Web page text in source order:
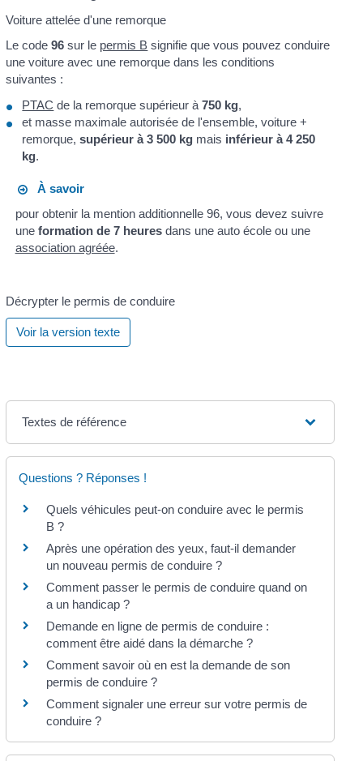
Voiture attelée d'une remorque
Le code96 sur le permis B signifie que vous pouvez conduire
une voiture avec une remorque dans les conditions
suivantes :
PTAC de la remorque supérieur à750 kg,
et masse maximale autorisée de l'ensemble, voiture +
remorque,supérieur à 3 500 kg mais inférieur à 4 250
kg.
À savoir
pour obtenir la mention additionnelle 96, vous devez suivre
une formation de 7 heuresdans une auto école ou une
association agréée.
Décrypter le permis de conduire
Voir la version texte
Textes de référence
Questions ? Réponses !
Quels véhicules peut-on conduire avec le permis
B ?
Après une opération des yeux, faut-il demander
un nouveau permis de conduire ?
Comment passer le permis de conduire quand on
a un handicap ?
Demande en ligne de permis de conduire :
comment être aidé dans la démarche ?
Comment savoir où en est la demande de son
permis de conduire ?
Comment signaler une erreur sur votre permis de
conduire ?